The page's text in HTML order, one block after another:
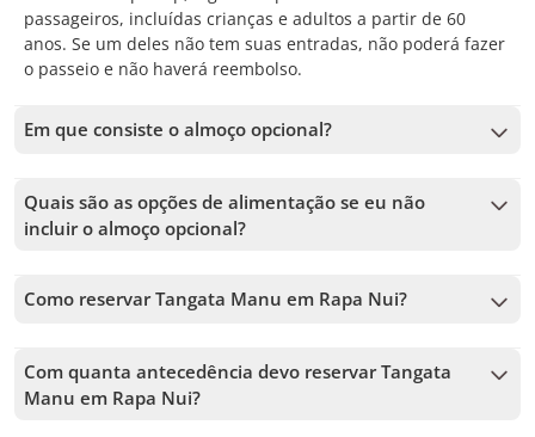
passageiros, incluídas crianças e adultos a partir de 60
anos. Se um deles não tem suas entradas, não poderá fazer
o passeio e não haverá reembolso.
Em que consiste o almoço opcional?
entregue um box lunch com um sanduíche e uma bebida.
Quais são as opções de alimentação se eu não
incluir o almoço opcional?
isso, recomendamos levar seu próprio alimento caso não
contrate o almoço opcional.
Como reservar Tangata Manu em Rapa Nui?
escolher a data e seguir os passos no site. No carrinho, você
poderá adicionar mais tours antes de confirmar sua reserva.
Com quanta antecedência devo reservar Tangata
Manu em Rapa Nui?